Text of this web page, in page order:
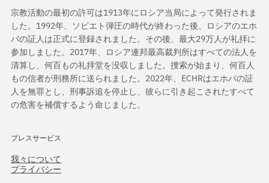
宗教活動の最初の許可は1913年にロシア当局によって発行されま
した。1992年、ソビエト弾圧の時代が終わった後、ロシアのエホ
バの証人は正式に登録されました。その後、最大29万人が礼拝に
参加しました。2017年、ロシア連邦最高裁判所はすべての法人を
清算し、何百もの礼拝堂を没収しました。捜索が始まり、何百人
もの信者が刑務所に送られました。2022年、ECHRはエホバの証
人を無罪とし、刑事訴追を停止し、彼らに引き起こされたすべて
の危害を補償するよう命じました。
プレスサービス
我々について
プライバシー